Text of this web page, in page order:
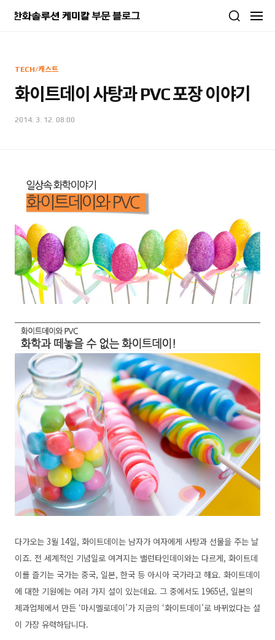
TECH/캐스트
화이트데이 사탕과 PVC 포장 이야기
2014. 3. 12. 08:00
다가오는 3월 14일, 화이트데이는 남자가 여자에게 사탕과 선물을 주는 날
이죠. 전 세계적인 기념일로 여겨지는 밸런타인데이와는 다르게, 화이트데
이를 즐기는 국가는 중국, 일본, 한국 등 아시아 국가라고 해요. 화이트데이
에 대한 기원에는 여러 가지 설이 있는데요. 그 중에서도 1965년, 일본의
제과업체에서 만든 ‘마시멜로데이’가 지금의 ‘화이트데이’로 바뀌었다는 설
이 가장 유력하답니다.